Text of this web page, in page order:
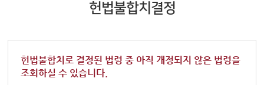
만화로 보는 결정
최근 주요결정
헌법재판 안내
참여·소통
헌법불합치결정
헌법불합치로 결정된 법령 중 아직 개정되지 않은 법령을
조회하실 수 있습니다.